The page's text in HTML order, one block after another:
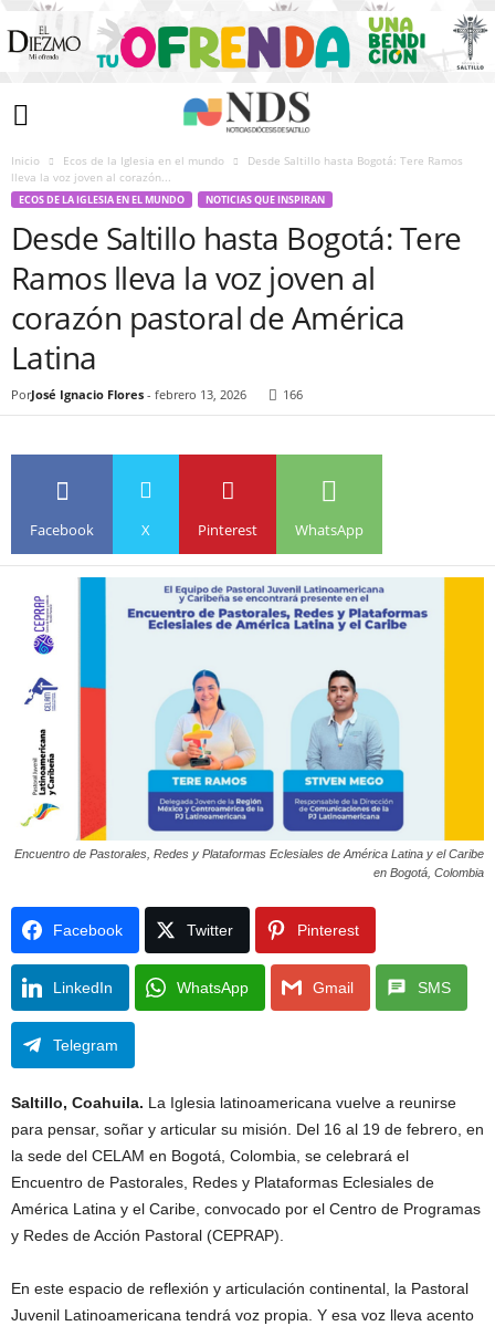
Inicio Ecos de la Iglesia en el mundo
Desde Saltillo hasta Bogotá: Tere Ramos
lleva la voz joven al corazón...
ECOS DE LA IGLESIA EN EL MUNDO NOTICIAS QUE INSPIRAN
Desde Saltillo hasta Bogotá: Tere
Ramos lleva la voz joven al
corazón pastoral de América
Latina
PorJosé Ignacio Flores - febrero 13, 2026 166
Facebook X Pinterest WhatsApp
Encuentro de Pastorales, Redes y Plataformas Eclesiales de América Latina y el Caribe
en Bogotá, Colombia
Facebook Twitter Pinterest
LinkedIn WhatsApp Gmail SMS
Telegram
Saltillo, Coahuila. La Iglesia latinoamericana vuelve a reunirse
para pensar, soñar y articular su misión. Del 16 al 19 de febrero, en
la sede del CELAM en Bogotá, Colombia, se celebrará el
Encuentro de Pastorales, Redes y Plataformas Eclesiales de
América Latina y el Caribe, convocado por el Centro de Programas
y Redes de Acción Pastoral (CEPRAP).
En este espacio de reflexión y articulación continental, la Pastoral
Juvenil Latinoamericana tendrá voz propia. Y esa voz lleva acento